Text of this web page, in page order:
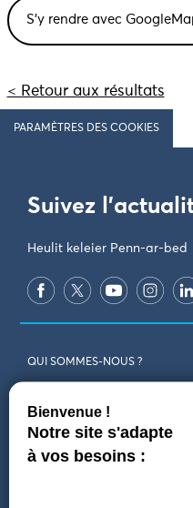
< Retour aux résultats
PARAMÈTRES DES COOKIES
Suivez
Heulit keleier Penn-ar-bed
QUI SOMMES-NOUS ?
REJOIGNEZ-NOUS
CONTACT